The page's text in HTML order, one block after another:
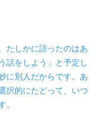
たしかに語ったのはあ
話をしよう」と予定し
に別人だからです。あ
択的にたどって、いつ